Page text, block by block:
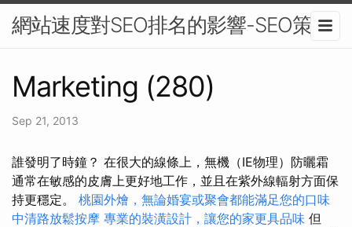
網站速度對SEO排名的影響-SEO策略
Marketing (280)
Sep 21, 2013
誰發明了時鐘？ 在很大的線條上，無機（IE物理）防曬霜
通常在敏感的皮膚上更好地工作，並且在紫外線輻射方面保
持更穩定。 桃園外燴，無論婚宴或聚會都能滿足您的口味
中清路放鬆按摩 專業的裝潢設計，讓您的家更具品味 但